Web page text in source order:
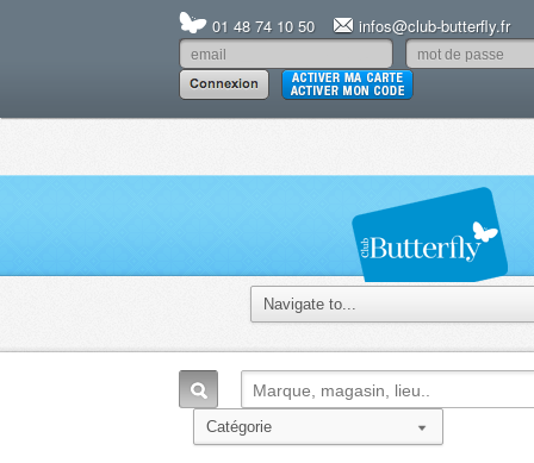
01 48 74 10 50 infos@club-butterfly.fr